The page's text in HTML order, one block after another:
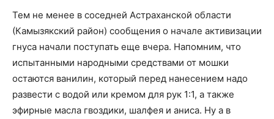
Тем не менее в соседней Астраханской области
(Камызякский район) сообщения о начале активизации
гнуса начали поступать еще вчера. Напомним, что
испытанными народными средствами от мошки
остаются ванилин, который перед нанесением надо
развести с водой или кремом для рук 1:1, а также
эфирные масла гвоздики, шалфея и аниса. Ну а в